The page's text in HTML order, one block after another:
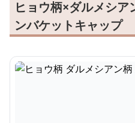
ヒョウ柄×ダルメシ
ンバケットキャップ